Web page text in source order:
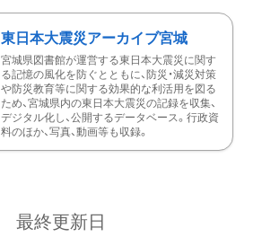
東日本大震災アーカイブ宮城
宮城県図書館が運営する東日本大震災に関す
る記憶の風化を防ぐとともに、防災・減災対策
や防災教育等に関する効果的な利活用を図る
ため、宮城県内の東日本大震災の記録を収集、
デジタル化し、公開するデータベース。行政資
料のほか、写真、動画等も収録。
最終更新日